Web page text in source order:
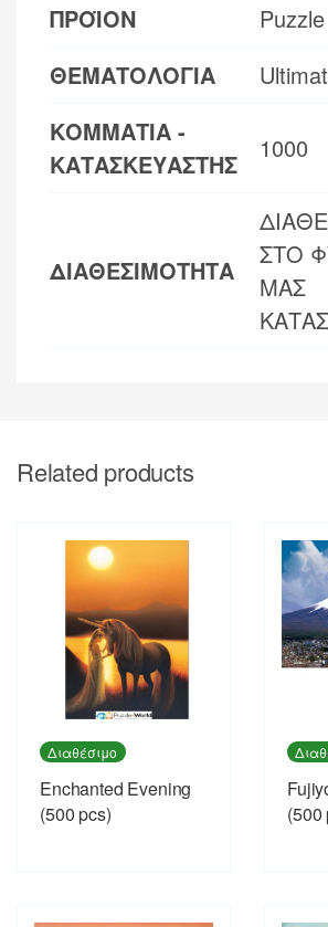
ΠΡΟΪΟΝ
Puzzle
ΘΕΜΑΤΟΛΟΓΙΑ
ΚΟΜΜΑΤΙΑ -
ΚΑΤΑΣΚΕΥΑΣΤΗΣ
1000
ΔΙΑΘΕΣΙΜΟΤΗΤΑ
ΣΤΟ
ΜΑΣ
Related products
Διαθέσιμο
Enchanted Evening
(500 pcs)
(500